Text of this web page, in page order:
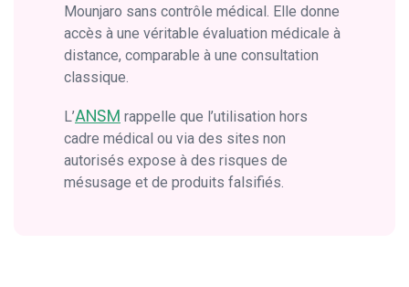
Mounjaro sans contrôle médical. Elle donne
accès à une véritable évaluation médicale à
distance, comparable à une consultation
classique.
L’ANSM rappelle que l’utilisation hors
cadre médical ou via des sites non
autorisés expose à des risques de
mésusage et de produits falsifiés.